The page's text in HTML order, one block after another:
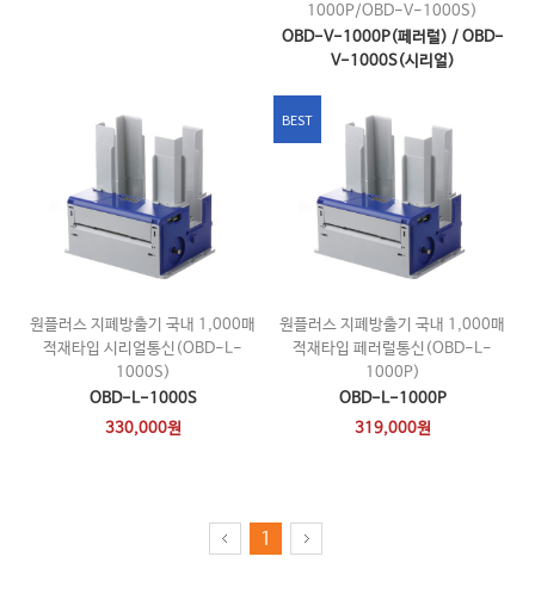
1000P/OBD-V-1000S)
OBD-V-1000P(페러럴) / OBD-
V-1000S(시리얼)
원플러스 지폐방출기 국내 1,000매
적재타입 시리얼통신(OBD-L-
1000S)
OBD-L-1000S
330,000원
BEST
원플러스 지폐방출기 국내 1,000매
적재타입 페러럴통신(OBD-L-
1000P)
OBD-L-1000P
319,000원
1